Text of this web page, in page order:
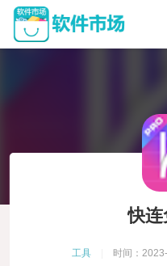
快连
工具 时间：